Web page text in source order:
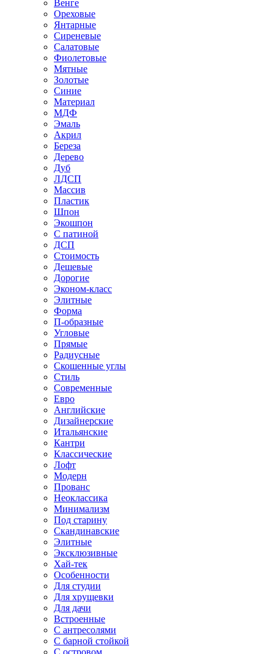
Венге
Ореховые
Янтарные
Сиреневые
Салатовые
Фиолетовые
Мятные
Золотые
Синие
Материал
МДФ
Эмаль
Акрил
Береза
Дерево
Дуб
ЛДСП
Массив
Пластик
Шпон
Экошпон
С патиной
ДСП
Стоимость
Дешевые
Дорогие
Эконом-класс
Элитные
Форма
П-образные
Угловые
Прямые
Радиусные
Скошенные углы
Стиль
Современные
Евро
Английские
Дизайнерские
Итальянские
Кантри
Классические
Лофт
Модерн
Прованс
Неоклассика
Минимализм
Под старину
Скандинавские
Элитные
Эксклюзивные
Хай-тек
Особенности
Для студии
Для хрущевки
Для дачи
Встроенные
С антресолями
С барной стойкой
С островом